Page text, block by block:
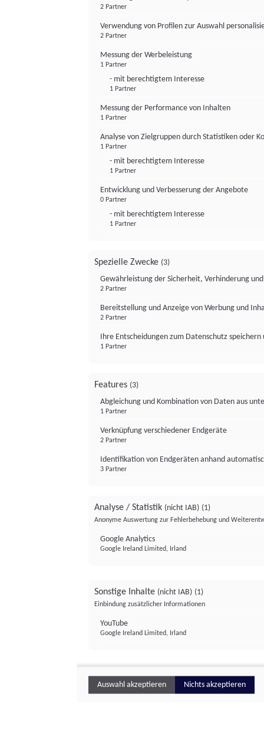
2 Partner
Verwendung von Profilen zur Auswahl
2 Partner
Messung der Werbeleistung
1 Partner
- mit berechtigtem Interesse
1 Partner
Messung der Performance von Inhalten
1 Partner
Analyse von Zielgruppen durch Statistiken oder
1 Partner
- mit berechtigtem Interesse
1 Partner
Entwicklung und Verbesserung der Angebote
0 Partner
- mit berechtigtem Interesse
1 Partner
Spezielle Zwecke (3)
Gewährleistung der Sicherheit, Verhinderung
2 Partner
Bereitstellung und Anzeige von Werbung und
2 Partner
Ihre Entscheidungen zum Datenschutz
1 Partner
Features (3)
Abgleichung und Kombination von Daten aus
1 Partner
Verknüpfung verschiedener Endgeräte
2 Partner
Identifikation von Endgeräten anhand
3 Partner
Analyse / Statistik (nicht IAB) (1)
Anonyme Auswertung zur Fehlerbehebung und
Google Analytics
Google Ireland Limited, Irland
Sonstige Inhalte (nicht IAB) (1)
Einbindung zusätzlicher Informationen
YouTube
Google Ireland Limited, Irland
Auswahl akzeptieren Nichts akzeptieren